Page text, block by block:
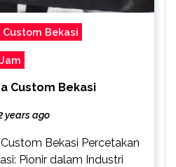
Bekasi
Custom Bekasi
years ago
Bekasi Percetakan
Pionir dalam Industri